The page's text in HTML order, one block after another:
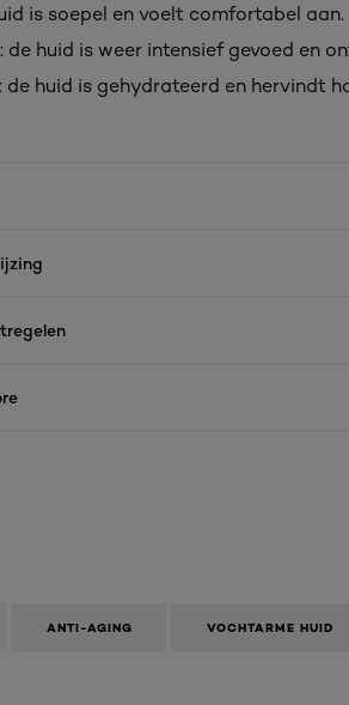
is soepel en voelt comfortabel aan.
de huid is weer intensief gevoed en
de huid is gehydrateerd en hervindt
ANTI-AGING VOCHTARME HUID